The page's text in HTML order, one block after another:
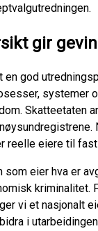
gir
god
systemer
Skatteetaten
reelle eiere til
som eier hva er
kriminalitet.
vi et nasjonalt
i